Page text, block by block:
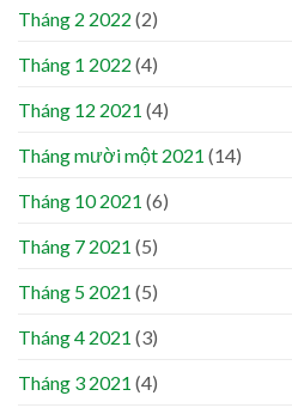
Tháng 2 2022 (2)
Tháng 1 2022 (4)
Tháng 12 2021 (4)
Tháng mười một 2021 (14)
Tháng 10 2021 (6)
Tháng 7 2021 (5)
Tháng 5 2021 (5)
Tháng 4 2021 (3)
Tháng 3 2021 (4)